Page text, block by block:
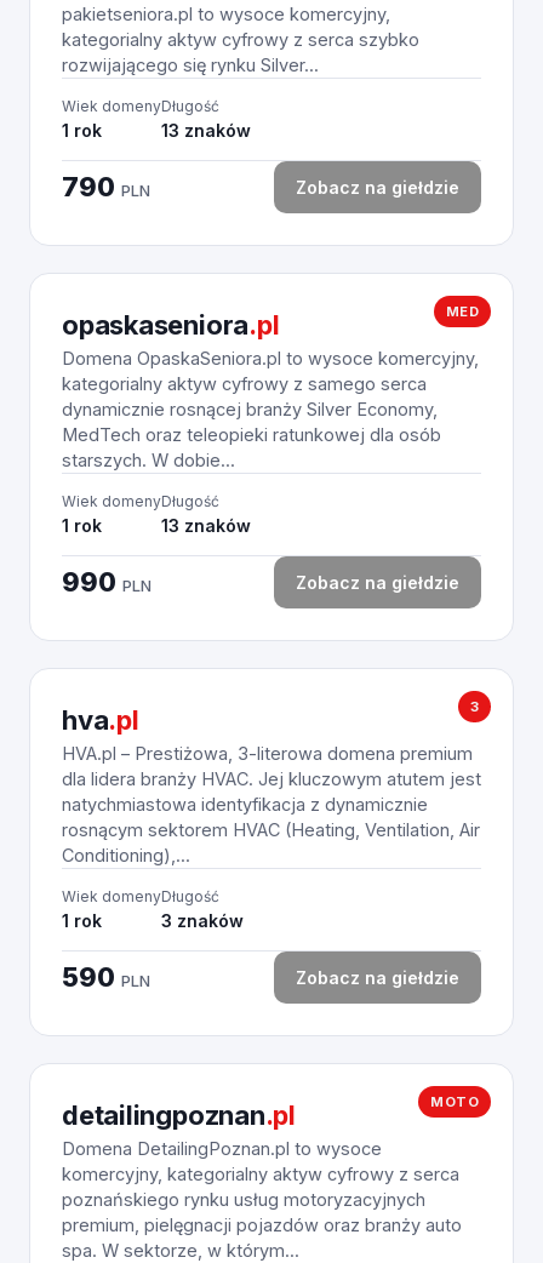
pakietseniora.pl to wysoce komercyjny,
kategorialny aktyw cyfrowy z serca szybko
rozwijającego się rynku Silver...
Wiek domeny
1 rok
Długość
13 znaków
790 PLN Zobacz na giełdzie
MED
opaskaseniora.pl
Domena OpaskaSeniora.pl to wysoce komercyjny,
kategorialny aktyw cyfrowy z samego serca
dynamicznie rosnącej branży Silver Economy,
MedTech oraz teleopieki ratunkowej dla osób
starszych. W dobie...
Wiek domeny
1 rok
Długość
13 znaków
990 PLN Zobacz na giełdzie
3
hva.pl
HVA.pl – Prestiżowa, 3-literowa domena premium
dla lidera branży HVAC. Jej kluczowym atutem jest
natychmiastowa identyfikacja z dynamicznie
rosnącym sektorem HVAC (Heating, Ventilation, Air
Conditioning),...
Wiek domeny
1 rok
Długość
3 znaków
590 PLN Zobacz na giełdzie
MOTO
detailingpoznan.pl
Domena DetailingPoznan.pl to wysoce
komercyjny, kategorialny aktyw cyfrowy z serca
poznańskiego rynku usług motoryzacyjnych
premium, pielęgnacji pojazdów oraz branży auto
spa. W sektorze, w którym...